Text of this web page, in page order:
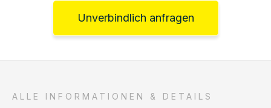
Unverbindlich anfragen
ALLE INFORMATIONEN & DETAILS